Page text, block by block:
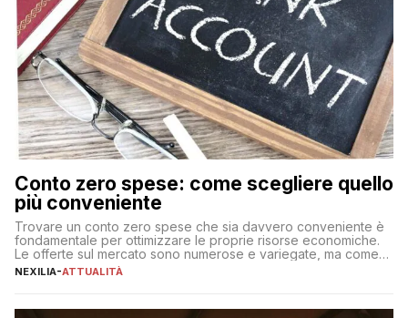
Conto zero spese: come scegliere quello
più conveniente
Trovare un conto zero spese che sia davvero conveniente è
fondamentale per ottimizzare le proprie risorse economiche.
Le offerte sul mercato sono numerose e variegate, ma come
individuare quella più adatta alle proprie esigenze senza
sul […]
NEXILIA-ATTUALITÀ